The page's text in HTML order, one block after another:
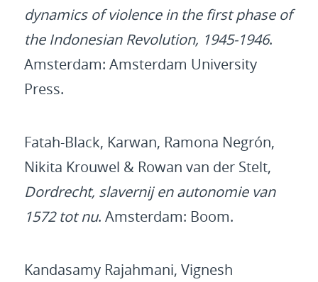
dynamics of violence in the first phase of
the Indonesian Revolution, 1945-1946.
Amsterdam: Amsterdam University
Press.
Fatah-Black, Karwan, Ramona Negrón,
Nikita Krouwel & Rowan van der Stelt,
Dordrecht, slavernij en autonomie van
1572 tot nu. Amsterdam: Boom.
Kandasamy Rajahmani, Vignesh